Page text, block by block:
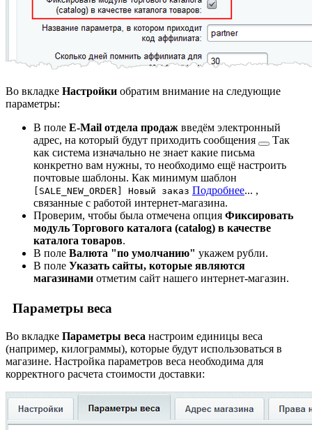
Во вкладке Настройки обратим внимание на следующие
параметры:
В поле E-Mail отдела продаж введём электронный
адрес, на который будут приходить сообщения
Так
как система изначально не знает какие письма
конкретно вам нужны, то необходимо ещё настроить
почтовые шаблоны. Как минимум шаблон
[SALE_NEW_ORDER] Новый заказ Подробнее... ,
связанные с работой интернет-магазина.
Проверим, чтобы была отмечена опция Фиксировать
модуль Торгового каталога (catalog) в качестве
каталога товаров.
В поле Валюта "по умолчанию" укажем рубли.
В поле Указать сайты, которые являются
магазинами отметим сайт нашего интернет-магазин.
Параметры веса
Во вкладке Параметры веса настроим единицы веса
(например, килограммы), которые будут использоваться в
магазине. Настройка параметров веса необходима для
корректного расчета стоимости доставки: